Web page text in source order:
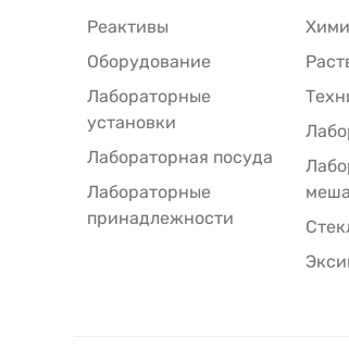
Реактивы
Оборудование
Лабораторные
установки
Лабораторная посуда
Лабораторные
принадлежности